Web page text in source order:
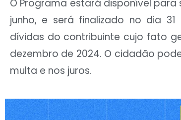
O Programa estará disponível
junho, e será finalizado no dia 31
dívidas do contribuinte cujo fato
dezembro de 2024. O cidadão
multa e nos juros.